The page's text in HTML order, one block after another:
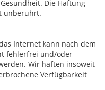
Die Haftung
unberührt.
Internet kann nach dem
fehlerfrei und/oder
Wir haften insoweit
Verfügbarkeit